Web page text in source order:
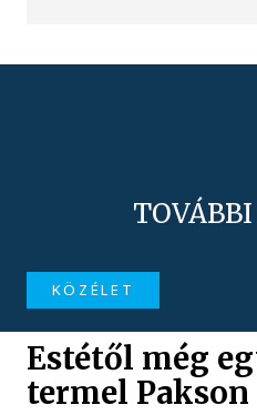
KÖZÉLET
Estétől még
termel Pakson